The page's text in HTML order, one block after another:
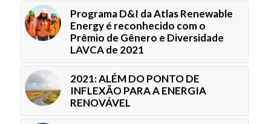
Programa D&I da Atlas Renewable
Energy é reconhecido com o
Prêmio de Gênero e Diversidade
LAVCA de 2021
2021: ALÉM DO PONTO DE
INFLEXÃO PARA A ENERGIA
RENOVÁVEL